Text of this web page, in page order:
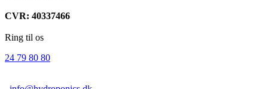
CVR: 40337466
Ring til os
24 79 80 80